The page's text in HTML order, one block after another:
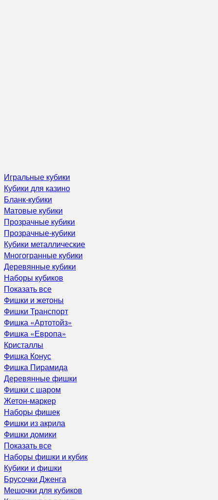
Игральные кубики
Кубики для казино
Бланк-кубики
Матовые кубики
Прозрачные кубики
Прозрачные-кубики
Кубики металлические
Многогранные кубики
Деревянные кубики
Наборы кубиков
Показать все
Фишки и жетоны
Фишки Транспорт
Фишка «Артотойз»
Фишка «Европа»
Кристаллы
Фишка Конус
Фишка Пирамида
Деревянные фишки
Фишки с шаром
Жетон-маркер
Наборы фишек
Фишки из акрила
Фишки домики
Показать все
Наборы фишки и кубик
Кубики и фишки
Брусочки Дженга
Мешочки для кубиков